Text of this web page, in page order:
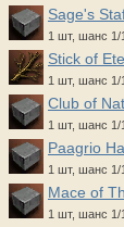
Sage's
1 шт, шанс 1/
Stick of
1 шт, шанс 1/
Club of
1 шт, шанс 1/
Paagrio
1 шт, шанс 1/
Mace of
1 шт, шанс 1/